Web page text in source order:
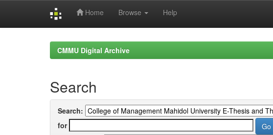
Home Browse Help
CMMU Digital Archive
Search
Search:
for